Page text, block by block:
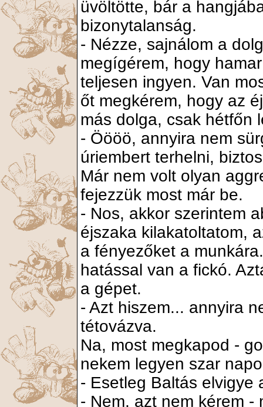
üvöltötte, bár a
bizonytalanság.
- Nézze, sajnálom a
megígérem, hogy
teljesen ingyen. Van
őt megkérem, hogy az
más dolga, csak hétfőn
- Öööö, annyira nem
úriembert terhelni,
Már nem volt olyan
fejezzük most már be.
- Nos, akkor szerintem
éjszaka kilakatoltatom,
a fényezőket a
hatással van a fickó.
a gépet.
- Azt hiszem... annyira
tétovázva.
Na, most megkapod -
nekem legyen szar
- Esetleg Baltás elvigye
- Nem, azt nem kérem -